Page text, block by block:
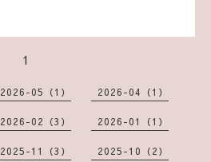
1
2026-05（1） 2026-04（1）
2026-02（3） 2026-01（1）
2025-11（3） 2025-10（2）